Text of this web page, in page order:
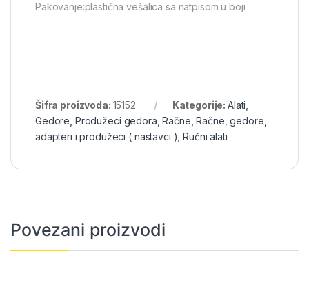
Pakovanje:plastična vešalica sa natpisom u boji
Šifra proizvoda: 15152 Kategorije: Alati
Gedore Produžeci gedora ,Račne ,Račne, gedore,
adapteri i produžeci ( nastavci ) ,Ručni alati
Povezani proizvodi